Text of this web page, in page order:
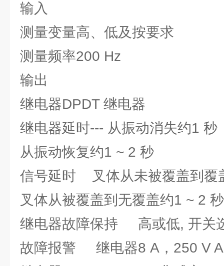
输入
测量变量高、低及按要求
测量频率200 Hz
输出
继电器DPDT 继电器
继电器延时--- 从振动消失约1 秒
从振动恢复约1 ~ 2 秒
信号延时 叉体从未被覆盖到覆
叉体从被覆盖到无覆盖约1 ~ 2 秒
继电器故障保持 高或低, 开关
故障报警 继电器8 A，250 V